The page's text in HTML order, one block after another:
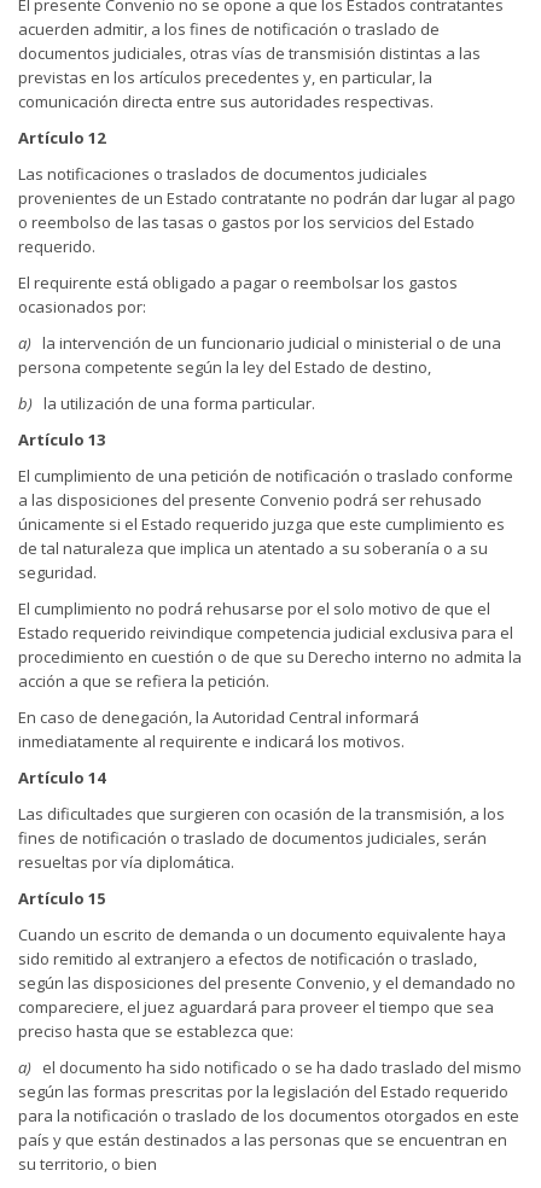
El presente Convenio no se opone a que los Estados contratantes
acuerden admitir, a los fines de notificación o traslado de
documentos judiciales, otras vías de transmisión distintas a las
previstas en los artículos precedentes y, en particular, la
comunicación directa entre sus autoridades respectivas.
Artículo 12
Las notificaciones o traslados de documentos judiciales
provenientes de un Estado contratante no podrán dar lugar al pago
o reembolso de las tasas o gastos por los servicios del Estado
requerido.
El requirente está obligado a pagar o reembolsar los gastos
ocasionados por:
a) la intervención de un funcionario judicial o ministerial o de una
persona competente según la ley del Estado de destino,
b) la utilización de una forma particular.
Artículo 13
El cumplimiento de una petición de notificación o traslado conforme
a las disposiciones del presente Convenio podrá ser rehusado
únicamente si el Estado requerido juzga que este cumplimiento es
de tal naturaleza que implica un atentado a su soberanía o a su
seguridad.
El cumplimiento no podrá rehusarse por el solo motivo de que el
Estado requerido reivindique competencia judicial exclusiva para el
procedimiento en cuestión o de que su Derecho interno no admita la
acción a que se refiera la petición.
En caso de denegación, la Autoridad Central informará
inmediatamente al requirente e indicará los motivos.
Artículo 14
Las dificultades que surgieren con ocasión de la transmisión, a los
fines de notificación o traslado de documentos judiciales, serán
resueltas por vía diplomática.
Artículo 15
Cuando un escrito de demanda o un documento equivalente haya
sido remitido al extranjero a efectos de notificación o traslado,
según las disposiciones del presente Convenio, y el demandado no
compareciere, el juez aguardará para proveer el tiempo que sea
preciso hasta que se establezca que:
a) el documento ha sido notificado o se ha dado traslado del mismo
según las formas prescritas por la legislación del Estado requerido
para la notificación o traslado de los documentos otorgados en este
país y que están destinados a las personas que se encuentran en
su territorio, o bien